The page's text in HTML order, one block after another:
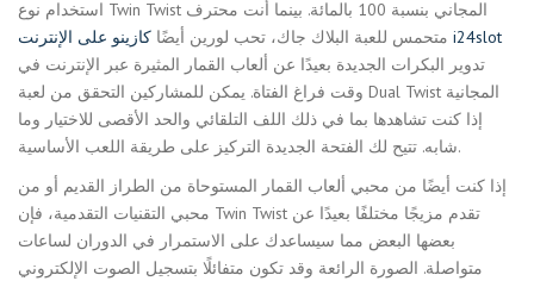
استخدام نوع Twin Twist المجاني بنسبة 100 بالمائة. بينما أنت محترف
متحمس للعبة البلاك جاك، تحب لورين أيضًا كازينو على الإنترنت i24slot
تدوير البكرات الجديدة بعيدًا عن ألعاب القمار المثيرة عبر الإنترنت في
وقت فراغ الفتاة. يمكن للمشاركين التحقق من لعبة Dual Twist المجانية
إذا كنت تشاهدها بما في ذلك اللف التلقائي والحد الأقصى للاختيار وما
شابه. تتيح لك الفتحة الجديدة التركيز على طريقة اللعب الأساسية.
إذا كنت أيضًا من محبي ألعاب القمار المستوحاة من الطراز القديم أو من
محبي التقنيات التقدمية، فإن Twin Twist تقدم مزيجًا مختلفًا بعيدًا عن
بعضها البعض مما سيساعدك على الاستمرار في الدوران لساعات
متواصلة. الصورة الرائعة وقد تكون متفائلًا بتسجيل الصوت الإلكتروني